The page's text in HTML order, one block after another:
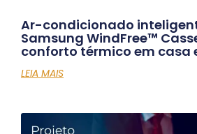
Ar-condicionado
Samsung WindFree™
conforto térmico em casa
LEIA MAIS